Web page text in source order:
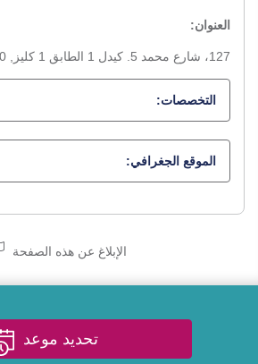
العنوان:
127، شارع محمد 5. كيدل 1 الطابق 1 كليز, 40000, مراكش
التخصصات:
أخصائي في أمراض القلب
الموقع الجغرافي:
الإبلاغ عن هذه الصفحة
تحديد موعد